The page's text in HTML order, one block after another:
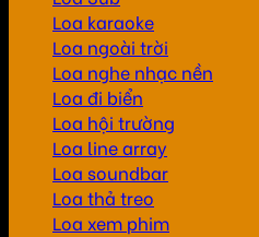
Loa karaoke
Loa ngoài trời
Loa nghe nhạc nền
Loa đi biển
Loa hội trường
Loa line array
Loa soundbar
Loa thả treo
Loa xem phim